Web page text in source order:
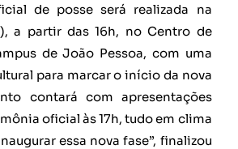
de posse será realizada na
a partir das 16h, no Centro de
de João Pessoa, com uma
para marcar o início da nova
contará com apresentações
oficial às 17h, tudo em clima
essa nova fase”, finalizou